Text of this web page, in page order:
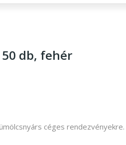
50 db, fehér
céges rendezvényekre.